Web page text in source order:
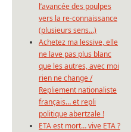
l’avancée des poulpes
vers la re-connaissance
(plusieurs sens…)
Achetez ma lessive, elle
ne lave pas plus blanc
que les autres, avec moi
rien ne change /
Repliement nationaliste
français… et repli
politique abertzale !
ETA est mort… vive ETA ?